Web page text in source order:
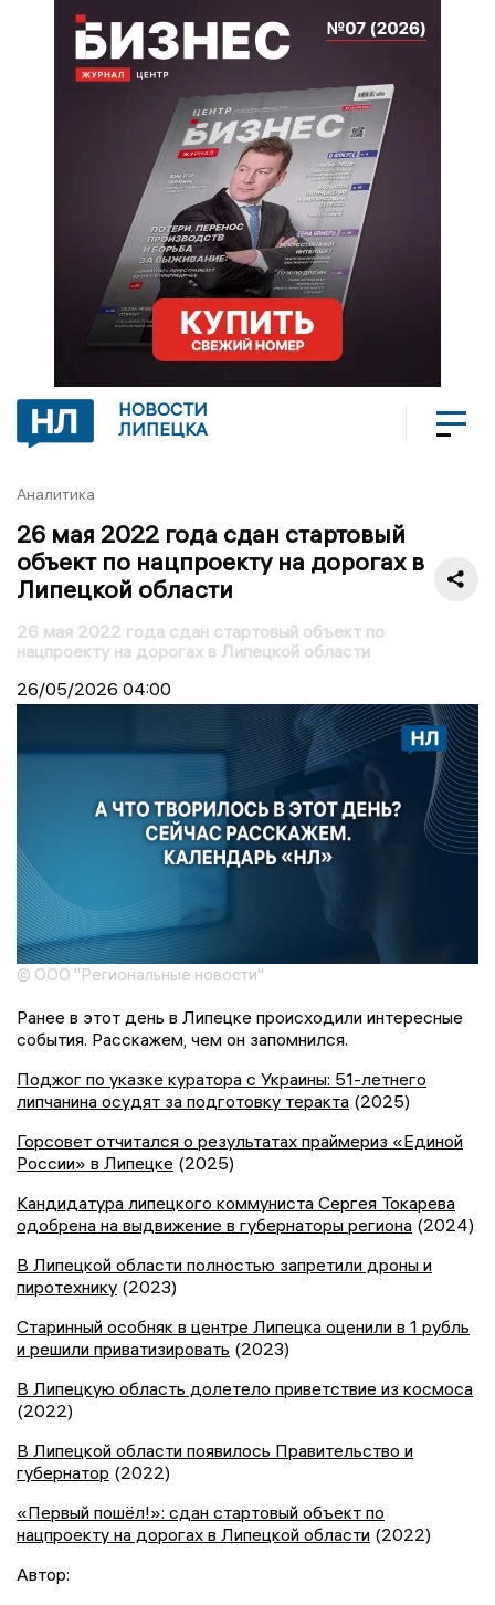
НОВОСТИ
ЛИПЕЦКА
Аналитика
26 мая 2022 года сдан стартовый
объект по нацпроекту на дорогах в
Липецкой области
26 мая 2022 года сдан стартовый объект по
нацпроекту на дорогах в Липецкой области
26/05/2026 04:00
© ООО "Региональные новости"
Ранее в этот день в Липецке происходили интересные
события. Расскажем, чем он запомнился.
Поджог по указке куратора с Украины: 51-летнего
липчанина осудят за подготовку теракта (2025)
Горсовет отчитался о результатах праймериз «Единой
России» в Липецке (2025)
Кандидатура липецкого коммуниста Сергея Токарева
одобрена на выдвижение в губернаторы региона (2024)
В Липецкой области полностью запретили дроны и
пиротехнику (2023)
Старинный особняк в центре Липецка оценили в 1 рубль
и решили приватизировать (2023)
В Липецкую область долетело приветствие из космоса
(2022)
В Липецкой области появилось Правительство и
губернатор (2022)
«Первый пошёл!»: сдан стартовый объект по
нацпроекту на дорогах в Липецкой области (2022)
Автор: